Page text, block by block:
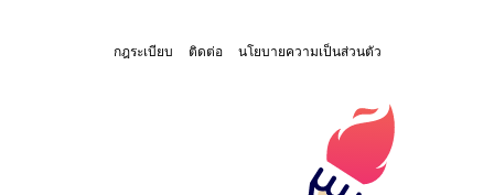
กฎระเบียบ ติดต่อ นโยบายความเป็นส่วนตัว